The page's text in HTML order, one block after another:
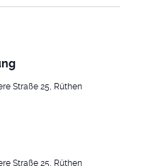
Straße 25, Rüthen
Straße 25, Rüthen